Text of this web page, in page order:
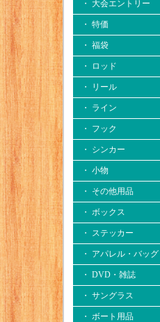
・ 大会エントリー
・ 特価
・ 福袋
・ ロッド
・ リール
・ ライン
・ フック
・ シンカー
・ 小物
・ その他用品
・ ボックス
・ ステッカー
・ アパレル・バッグ
・ DVD・雑誌
・ サングラス
・ ボート用品